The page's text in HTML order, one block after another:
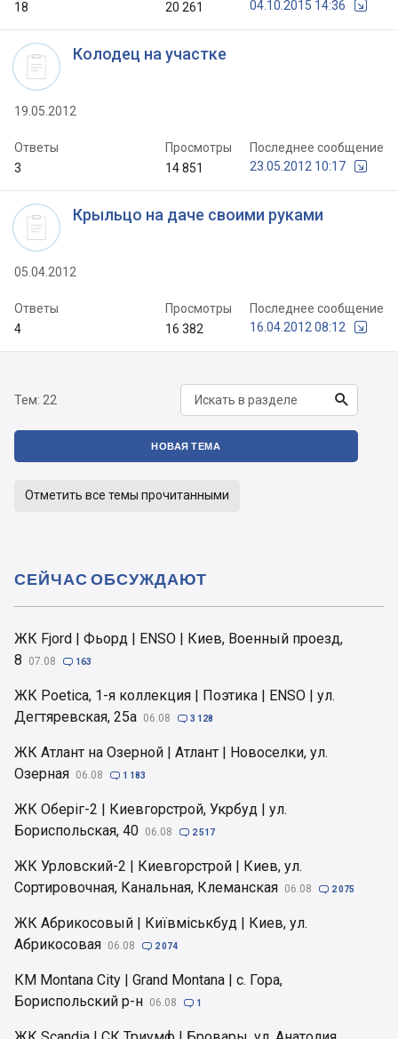
18
20 261
04.10.2015 14:36
Колодец на участке
19.05.2012
Ответы
3
Просмотры
14 851
Последнее сообщение
23.05.2012 10:17
Крыльцо на даче своими руками
05.04.2012
Ответы
4
Просмотры
16 382
Последнее сообщение
16.04.2012 08:12
Тем: 22 
НОВАЯ ТЕМА
Отметить все темы прочитанными
ЖК Fjord | Фьорд | ENSO | Киев, Военный проезд,
8
07.08  163
ЖК Poetica, 1-я коллекция | Поэтика | ENSO | ул.
Дегтяревская, 25а 06.08  3 128
ЖК Атлант на Озерной | Атлант | Новоселки, ул.
Озерная 06.08  1 183
ЖК Оберіг-2 | Киевгорстрой, Укрбуд | ул.
Бориспольская, 40 06.08  2 517
ЖК Урловский-2 | Киевгорстрой | Киев, ул.
Сортировочная, Канальная, Клеманская 06.08  2 075
ЖК Абрикосовый | Київміськбуд | Киев, ул.
Абрикосовая 06.08  2 074
КМ Montana City | Grand Montana | с. Гора,
Бориспольский р-н 06.08  1
СЕЙЧАС ОБСУЖДАЮТ